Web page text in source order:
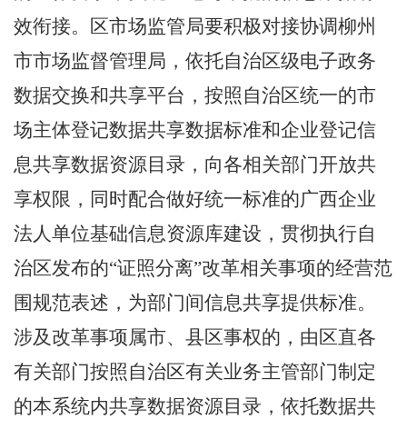
效衔接。
区市场监管局要积极对接协调柳州
市市场监督管理局，依托自治区级电子政务
数据交换和共享平台，按照自治区统一的市
场主体登记数据共享数据标准和企业登记信
息共享数据资源目录，向各相关部门开放共
享权限，同时配合做好统一标准的广西企业
法人单位基础信息资源库建设，贯彻执行自
治区发布的“证照分离”改革相关事项的经营范
围规范表述，为部门间信息共享提供标准。
涉及改革事项属市、县区事权的，由区直各
有关部门按照自治区有关业务主管部门制定
的本系统内共享数据资源目录，依托数据共